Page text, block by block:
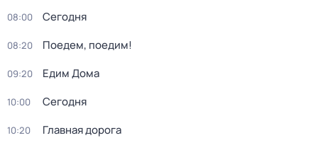
08:00 Сегодня
08:20 Поедем, поедим!
09:20 Едим Дома
10:00 Сегодня
10:20 Главная дорога